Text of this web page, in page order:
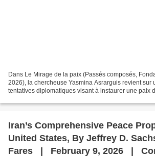
Dans Le Mirage de la paix (Passés composés,
2026), la chercheuse Yasmina Asrarguis revient sur
tentatives diplomatiques visant à instaurer une paix
Iran’s Comprehensive Peace
United States, By Jeffrey D.
Fares | February 9, 2026 |